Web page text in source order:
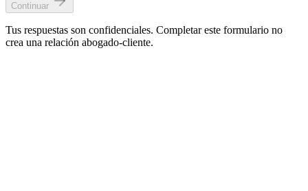
Continuar
Tus respuestas son confidenciales. Completar este formulario no
crea una relación abogado-cliente.